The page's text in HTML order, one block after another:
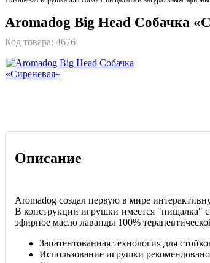
Aromadog Big Head Собачка
Код товара: 4676
Описание
Aromadog создал первую в мире
В конструкции игрушки имеется "пищалка"
эфирное масло лаванды 100%
Запатентованная технология для
Использование игрушки